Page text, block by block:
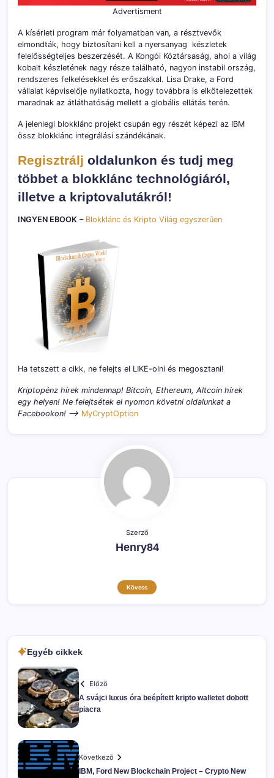
Advertisment
A kísérleti program már folyamatban van, a résztvevők
elmondták, hogy biztosítani kell a nyersanyag készletek
felelősségteljes beszerzését. A Kongói Köztársaság, ahol a világ
kobalt készletének nagy része található, nagyon instabil ország,
rendszeres felkelésekkel és erőszakkal. Lisa Drake, a Ford
vállalat képviselője nyilatkozta, hogy továbbra is elkötelezettek
maradnak az átláthatóság mellett a globális ellátás terén.
A jelenlegi blokklánc projekt csupán egy részét képezi az IBM
össz blokklánc integrálási szándékának.
Regisztrálj oldalunkon és tudj meg
többet a blokklánc technológiáról,
illetve a kriptovalutákról!
INGYEN EBOOK – Blokklánc és Kripto Világ egyszerűen
Ha tetszett a cikk, ne felejts el LIKE-olni és megosztani!
Kriptopénz hírek mindennap! Bitcoin, Ethereum, Altcoin hírek
egy helyen! Ne felejtsétek el nyomon követni oldalunkat a
Facebookon! –> MyCryptOption
Szerző
Henry84
Kövess
Egyéb cikkek
Előző
A svájci luxus óra beépített kripto walletet dobott
piacra
Következő
IBM, Ford New Blockchain Project – Crypto New